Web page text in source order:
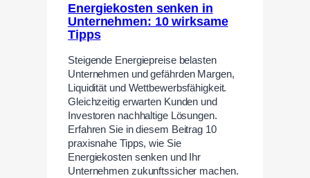
Energiekosten senken in
Unternehmen: 10 wirksame
Tipps
Steigende Energiepreise belasten
Unternehmen und gefährden Margen,
Liquidität und Wettbewerbsfähigkeit.
Gleichzeitig erwarten Kunden und
Investoren nachhaltige Lösungen.
Erfahren Sie in diesem Beitrag 10
praxisnahe Tipps, wie Sie
Energiekosten senken und Ihr
Unternehmen zukunftssicher machen.